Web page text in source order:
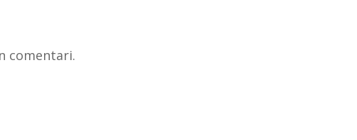
comentari.